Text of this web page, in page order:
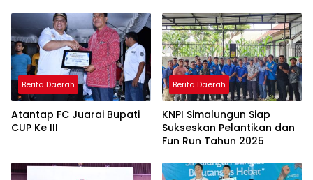
Olahraga
Berita Daerah
Atantap FC Juarai Bupati
CUP Ke III
Berita Daerah
KNPI Simalungun Siap
Sukseskan Pelantikan dan
Fun Run Tahun 2025